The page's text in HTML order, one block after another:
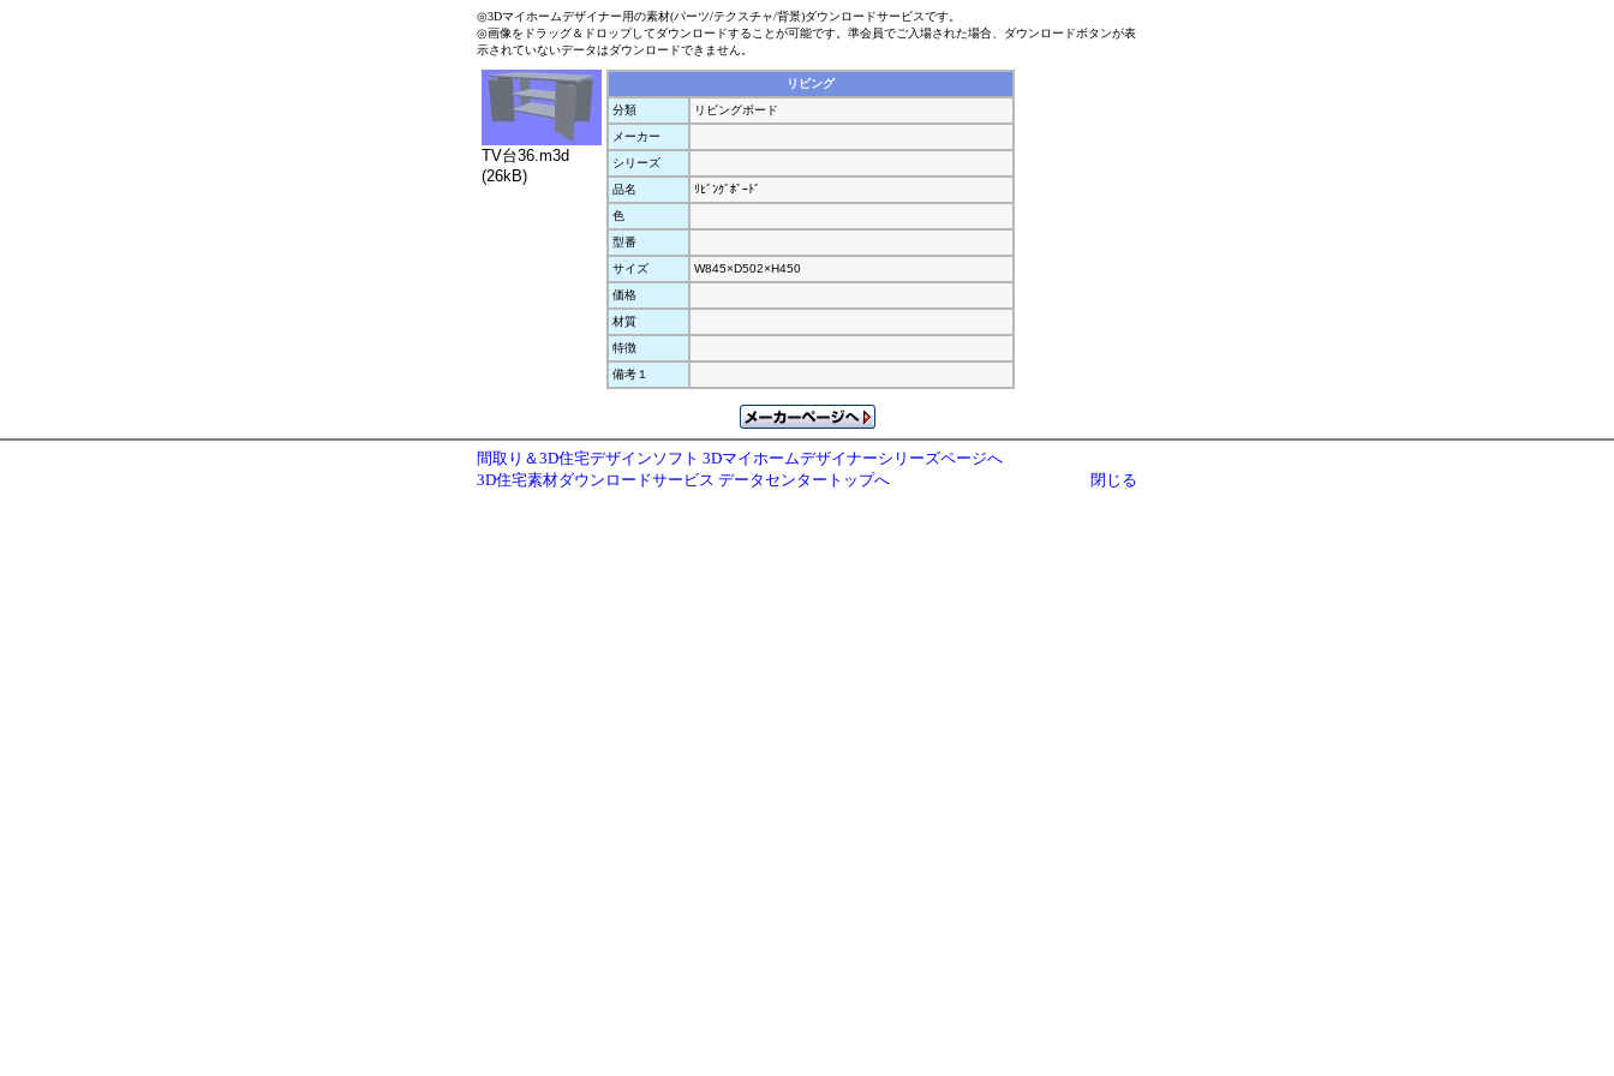
◎3Dマイホームデザイナー用の素材(パーツ/テクスチャ/背景)ダウンロードサービスです。
◎画像をドラッグ＆ドロップしてダウンロードすることが可能です。準会員でご入場された場合、ダウンロードボタンが表
示されていないデータはダウンロードできません。
TV台36.m3d
(26kB)
リビング
分類
リビングボード
メーカー
シリーズ
品名
ﾘﾋﾞﾝｸﾞﾎﾞｰﾄﾞ
色
型番
サイズ
W845×D502×H450
価格
材質
特徴
備考１
間取り＆3D住宅デザインソフト 3Dマイホームデザイナーシリーズページへ
3D住宅素材ダウンロードサービス データセンタートップへ
閉じる